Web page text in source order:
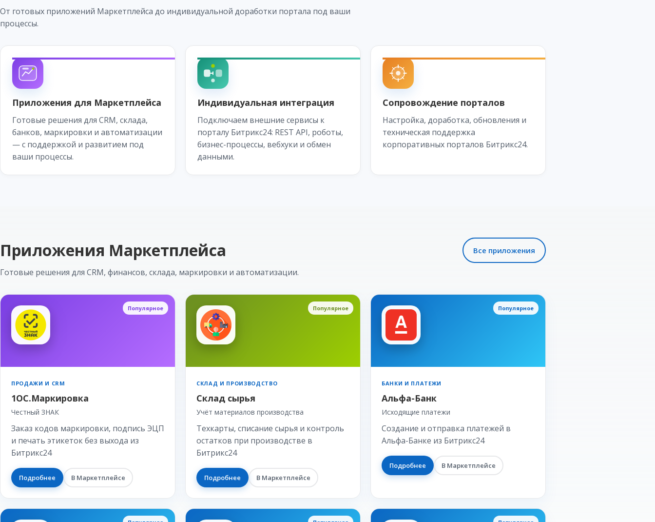
От готовых приложений Маркетплейса до индивидуальной доработки портала под ваши
процессы.
Приложения для Маркетплейса
Готовые решения для CRM, склада,
банков, маркировки и автоматизации
— с поддержкой и развитием под
ваши процессы.
Индивидуальная интеграция
Подключаем внешние сервисы к
порталу Битрикс24: REST API, роботы,
бизнес-процессы, вебхуки и обмен
данными.
Сопровождение порталов
Настройка, доработка, обновления и
техническая поддержка
корпоративных порталов Битрикс24.
Приложения Маркетплейса
Готовые решения для CRM, финансов, склада, маркировки и автоматизации.
Все приложения
Популярное
ПРОДАЖИ И CRM
1ОС.Маркировка
Честный ЗНАК
Заказ кодов маркировки, подпись ЭЦП
и печать этикеток без выхода из
Битрикс24
Подробнее В Маркетплейсе
Популярное
СКЛАД И ПРОИЗВОДСТВО
Склад сырья
Учёт материалов производства
Техкарты, списание сырья и контроль
остатков при производстве в
Битрикс24
Подробнее В Маркетплейсе
Популярное
БАНКИ И ПЛАТЕЖИ
Альфа-Банк
Исходящие платежи
Создание и отправка платежей в
Альфа-Банке из Битрикс24
Подробнее В Маркетплейсе